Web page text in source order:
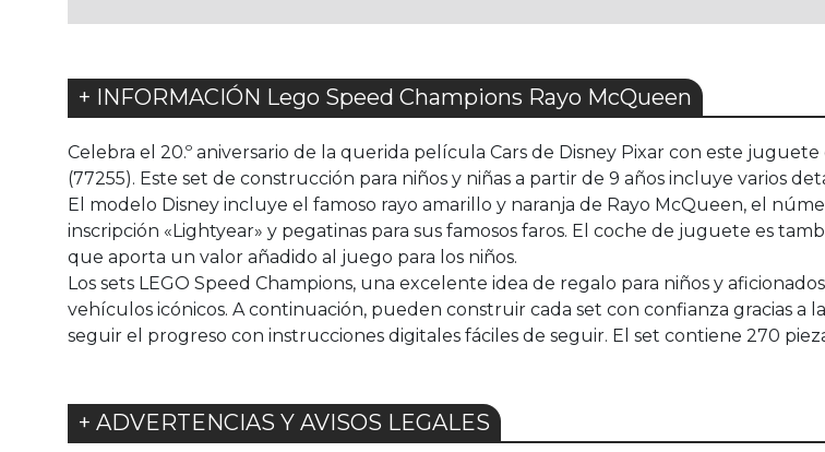
+ INFORMACIÓN Lego Speed Champions Rayo McQueen
Celebra el 20.º aniversario de la querida película Cars de Disney Pixar con este
(77255). Este set de construcción para niños y niñas a partir de 9 años incluye varios
El modelo Disney incluye el famoso rayo amarillo y naranja de Rayo McQueen, el
inscripción «Lightyear» y pegatinas para sus famosos faros. El coche de juguete es
que aporta un valor añadido al juego para los niños.
Los sets LEGO Speed Champions, una excelente idea de regalo para niños y
vehículos icónicos. A continuación, pueden construir cada set con confianza gracias a
seguir el progreso con instrucciones digitales fáciles de seguir. El set contiene 270
+ ADVERTENCIAS Y AVISOS LEGALES